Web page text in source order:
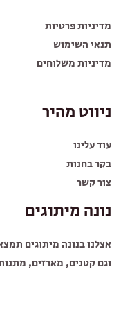
מדיניות פרטיות
תנאי השימוש
מדיניות משלוחים
ניווט מהיר
עוד עלינו
בקר בחנות
צור קשר
נונה מיתוגים
אצלנו בנונה מיתוגים
וגם קטנים, מארזים,